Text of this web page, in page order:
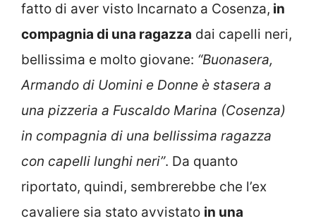
fatto di aver visto Incarnato a Cosenza, in
compagnia di una ragazza dai capelli neri,
bellissima e molto giovane: “Buonasera,
Armando di Uomini e Donne è stasera a
una pizzeria a Fuscaldo Marina (Cosenza)
in compagnia di una bellissima ragazza
con capelli lunghi neri”. Da quanto
riportato, quindi, sembrerebbe che l’ex
cavaliere sia stato avvistato in una